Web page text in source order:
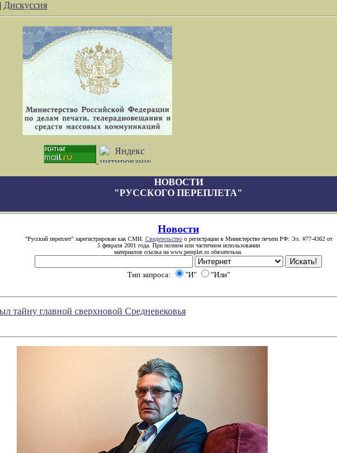
| Дискуссия
НОВОСТИ
"РУССКОГО ПЕРЕПЛЕТА"
Новости
"Русский переплет" зарегистрирован как СМИ. Свидетельствоо регистрации в Министерстве печати РФ: Эл. #77-4362 от
5 февраля 2001 года. При полном или частичном использовании
материалов ссылка на www.pereplet.ru обязательна.
Тип запроса: "И" "Или"
тайну главной сверхновой Средневековья